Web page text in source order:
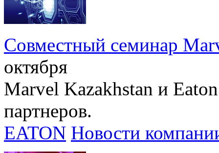
Совместный семинар
октября
Marvel Kazakhstan и
партнеров.
EATON Новости